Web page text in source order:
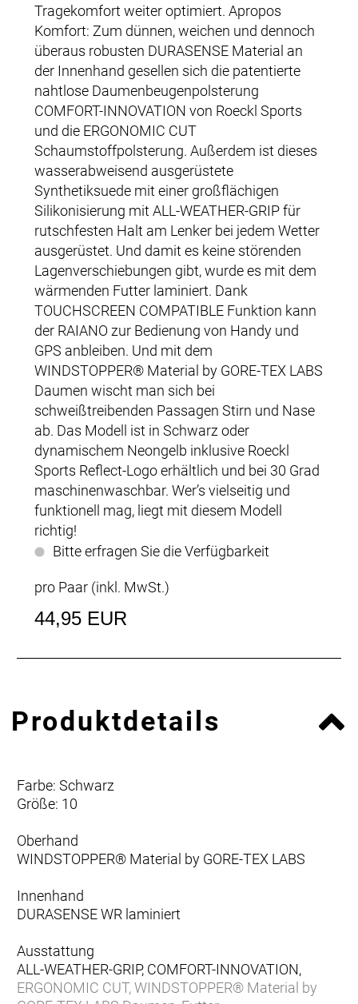
Tragekomfort weiter optimiert. Apropos
Komfort: Zum dünnen, weichen und dennoch
überaus robusten DURASENSE Material an
der Innenhand gesellen sich die patentierte
nahtlose Daumenbeugenpolsterung
COMFORT-INNOVATION von Roeckl Sports
und die ERGONOMIC CUT
Schaumstoffpolsterung. Außerdem ist dieses
wasserabweisend ausgerüstete
Synthetiksuede mit einer großflächigen
Silikonisierung mit ALL-WEATHER-GRIP für
rutschfesten Halt am Lenker bei jedem Wetter
ausgerüstet. Und damit es keine störenden
Lagenverschiebungen gibt, wurde es mit dem
wärmenden Futter laminiert. Dank
TOUCHSCREEN COMPATIBLE Funktion kann
der RAIANO zur Bedienung von Handy und
GPS anbleiben. Und mit dem
WINDSTOPPER® Material by GORE-TEX LABS
Daumen wischt man sich bei
schweißtreibenden Passagen Stirn und Nase
ab. Das Modell ist in Schwarz oder
dynamischem Neongelb inklusive Roeckl
Sports Reflect-Logo erhältlich und bei 30 Grad
maschinenwaschbar. Wer’s vielseitig und
funktionell mag, liegt mit diesem Modell
richtig!
Bitte erfragen Sie die Verfügbarkeit
pro Paar (inkl. MwSt.)
44,95 EUR
Produktdetails
Farbe: Schwarz
Größe: 10
Oberhand
WINDSTOPPER® Material by GORE-TEX LABS
Innenhand
DURASENSE WR laminiert
Ausstattung
ALL-WEATHER-GRIP, COMFORT-INNOVATION,
ERGONOMIC CUT, WINDSTOPPER® Material by